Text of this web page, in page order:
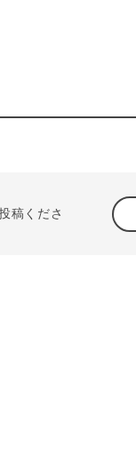
稿くださ